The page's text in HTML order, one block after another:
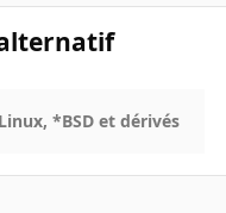
*BSD et dérivés